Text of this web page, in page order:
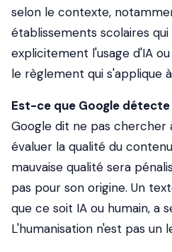
selon le contexte,
établissements scolaires
explicitement l'usage d'IA
le règlement qui s'applique
Est-ce que Google
Google dit ne pas chercher
évaluer la qualité du
mauvaise qualité sera
pas pour son origine. Un
que ce soit IA ou humain, a
L'humanisation n'est pas un